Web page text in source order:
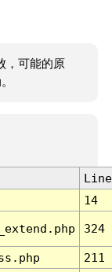
，可能的原
Line
14
324
211